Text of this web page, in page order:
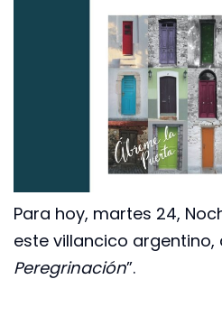
Para hoy, martes 24,
este villancico argentino,
Peregrinación”.